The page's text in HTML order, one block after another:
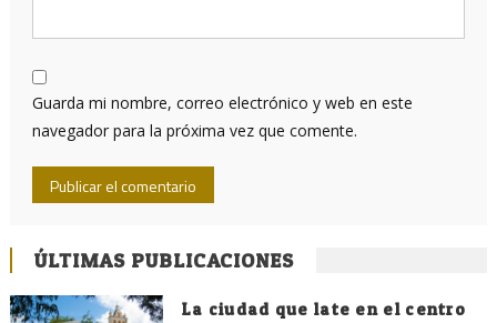
Guarda mi nombre, correo electrónico y web en este
navegador para la próxima vez que comente.
ÚLTIMAS PUBLICACIONES
La ciudad que late en el centro